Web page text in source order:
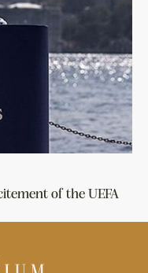
of the UEFA